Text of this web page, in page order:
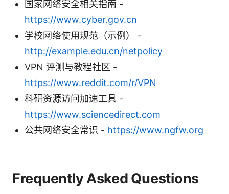
国家网络安全相关指南 -
https://www.cyber.gov.cn
学校网络使用规范（示例） -
http://example.edu.cn/netpolicy
VPN 评测与教程社区 -
https://www.reddit.com/r/VPN
科研资源访问加速工具 -
https://www.sciencedirect.com
公共网络安全常识 - https://www.ngfw.org
Frequently Asked Questions